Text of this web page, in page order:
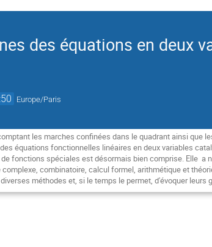
des équations en deux
Europe/Paris
les marches confinées dans le quadrant ainsi que
équations fonctionnelles linéaires en deux variables
fonctions spéciales est désormais bien comprise. Elle
combinatoire, calcul formel, arithmétique et
méthodes et, si le temps le permet, d'évoquer leurs